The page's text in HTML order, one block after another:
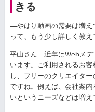
きる
—やはり動画の需要は増え
って、もう少し詳しく教え
平山さん 近年はWebメデ
います。ご利用されるお
し、フリーのクリエイタ
ですね。例えば、会社案
いというニーズなどは増え